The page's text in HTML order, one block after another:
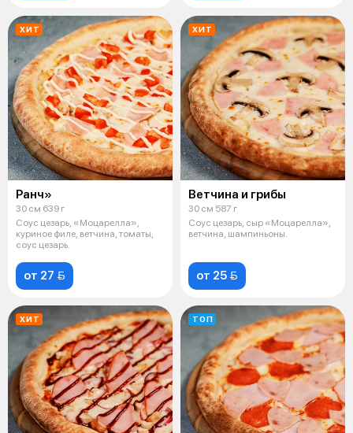
ХИТ
Ранч»
30 см 639 г
Соус цезарь, «Моцарелла»,
куриное филе, ветчина, томаты,
соус цезарь.
от 27 
ХИТ
Ветчина и грибы
30 см 587 г
Соус цезарь, сыр «Моцарелла»,
ветчина, шампиньоны.
от 25 
ХИТ ТОП